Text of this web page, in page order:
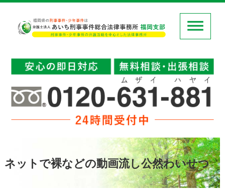
ネットで裸などの動画流し公然わいせつ